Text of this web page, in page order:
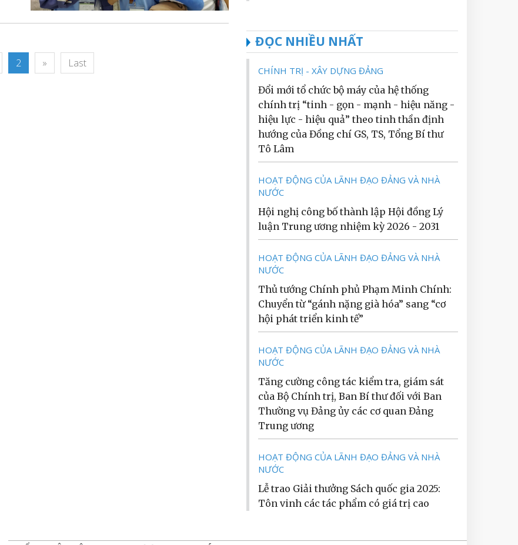
2 » Last
ĐỌC NHIỀU NHẤT
CHÍNH TRỊ - XÂY DỰNG ĐẢNG
Đổi mới tổ chức bộ máy của hệ thống
chính trị “tinh - gọn - mạnh - hiệu năng -
hiệu lực - hiệu quả” theo tinh thần định
hướng của Đồng chí GS, TS, Tổng Bí thư
Tô Lâm
HOẠT ĐỘNG CỦA LÃNH ĐẠO ĐẢNG VÀ NHÀ
NƯỚC
Hội nghị công bố thành lập Hội đồng Lý
luận Trung ương nhiệm kỳ 2026 - 2031
HOẠT ĐỘNG CỦA LÃNH ĐẠO ĐẢNG VÀ NHÀ
NƯỚC
Thủ tướng Chính phủ Phạm Minh Chính:
Chuyển từ “gánh nặng già hóa” sang “cơ
hội phát triển kinh tế”
HOẠT ĐỘNG CỦA LÃNH ĐẠO ĐẢNG VÀ NHÀ
NƯỚC
Tăng cường công tác kiểm tra, giám sát
của Bộ Chính trị, Ban Bí thư đối với Ban
Thường vụ Đảng ủy các cơ quan Đảng
Trung ương
HOẠT ĐỘNG CỦA LÃNH ĐẠO ĐẢNG VÀ NHÀ
NƯỚC
Lễ trao Giải thưởng Sách quốc gia 2025:
Tôn vinh các tác phẩm có giá trị cao